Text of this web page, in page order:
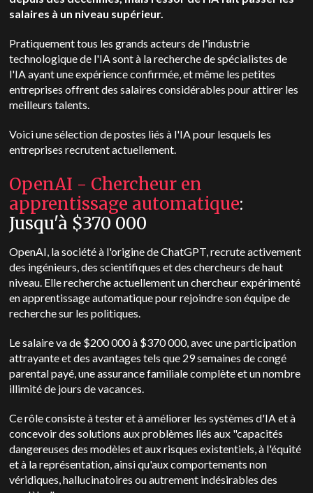
salaires à un niveau supérieur.
Pratiquement tous les grands acteurs de l'industrie
technologique de l'IA sont à la recherche de spécialistes de
l'IA ayant une expérience confirmée, et même les petites
entreprises offrent des salaires considérables pour attirer les
meilleurs talents.
Voici une sélection de postes liés à l'IA pour lesquels les
entreprises recrutent actuellement.
OpenAI - Chercheur en
apprentissage automatique:
Jusqu'à $370 000
OpenAI, la société à l'origine de ChatGPT, recrute activement
des ingénieurs, des scientifiques et des chercheurs de haut
niveau. Elle recherche actuellement un chercheur expérimenté
en apprentissage automatique pour rejoindre son équipe de
recherche sur les politiques.
Le salaire va de $200 000 à $370 000, avec une participation
attrayante et des avantages tels que 29 semaines de congé
parental payé, une assurance familiale complète et un nombre
illimité de jours de vacances.
Ce rôle consiste à tester et à améliorer les systèmes d'IA et à
concevoir des solutions aux problèmes liés aux "capacités
dangereuses des modèles et aux risques existentiels, à l'équité
et à la représentation, ainsi qu'aux comportements non
véridiques, hallucinatoires ou autrement indésirables des